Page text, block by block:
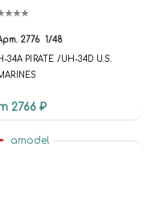
2776 1/48
34A PIRATE /UH-34D U.S.
2766 ₽
amodel